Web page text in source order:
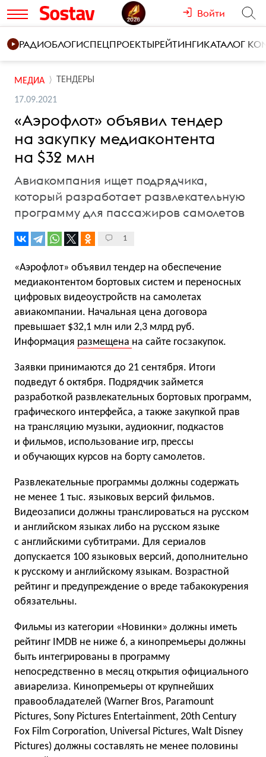
Войти
РАДИОБЛОГИСПЕЦПРОЕКТЫРЕЙТИНГИКАТАЛОГ
МЕДИА ТЕНДЕРЫ
17.09.2021
«Аэрофлот» объявил тендер
на закупку медиаконтента
на $32 млн
Авиакомпания ищет подрядчика,
который разработает развлекательную
программу для пассажиров самолетов
1
«Аэрофлот» объявил тендер на обеспечение
медиаконтентом бортовых систем и переносных
цифровых видеоустройств на самолетах
авиакомпании. Начальная цена договора
превышает $32,1 млн или 2,3 млрд руб.
Информация размещена на сайте госзакупок.
Заявки принимаются до 21 сентября. Итоги
подведут 6 октября. Подрядчик займется
разработкой развлекательных бортовых программ,
графического интерфейса, а также закупкой прав
на трансляцию музыки, аудиокниг, подкастов
и фильмов, использование игр, прессы
и обучающих курсов на борту самолетов.
Развлекательные программы должны содержать
не менее 1 тыс. языковых версий фильмов.
Видеозаписи должны транслироваться на русском
и английском языках либо на русском языке
с английскими субтитрами. Для сериалов
допускается 100 языковых версий, дополнительно
к русскому и английскому языкам. Возрастной
рейтинг и предупреждение о вреде табакокурения
обязательны.
Фильмы из категории «Новинки» должны иметь
рейтинг IMDB не ниже 6, а кинопремьеры должны
быть интегрированы в программу
непосредственно в месяц открытия официального
авиарелиза. Кинопремьеры от крупнейших
правообладателей (Warner Bros, Paramount
Pictures, Sony Pictures Entertainment, 20th Century
Fox Film Corporation, Universal Pictures, Walt Disney
Pictures) должны составлять не менее половины